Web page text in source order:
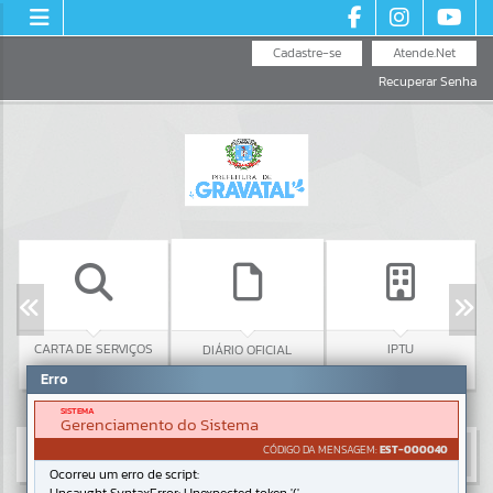
Atende.Net
Cadastre-se
Recuperar Senha
CARTA DE SERVIÇOS DIÁRIO OFICIAL IPTU
Erro
SISTEMA
Gerenciamento do Sistema
CÓDIGO DA MENSAGEM:EST-000040
Ocorreu um erro de script: